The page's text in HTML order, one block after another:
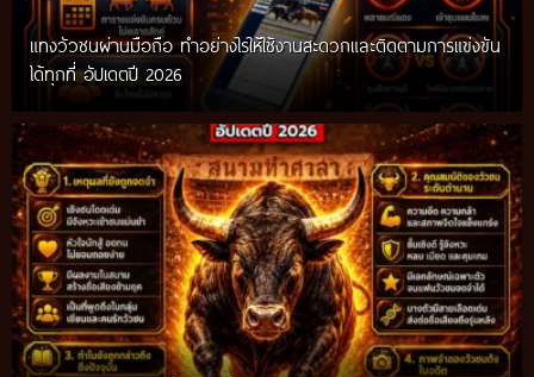
แทงวัวชนผ่านมือถือ ทำอย่างไรให้ใช้งานสะดวกและติดตามการแข่งขัน
ได้ทุกที่ อัปเดตปี 2026